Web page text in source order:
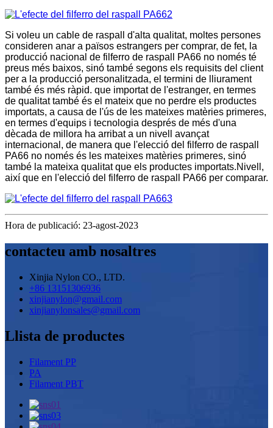
Si voleu un cable de raspall d'alta qualitat, moltes persones
consideren anar a països estrangers per comprar, de fet, la
producció nacional de filferro de raspall PA66 no només té
preus més baixos, sinó també segons els requisits del client
per a la producció personalitzada, el termini de lliurament
també és més ràpid. que importat de l'estranger, en termes
de qualitat també és el mateix que no perdre els productes
importats, a causa de l'ús de les mateixes matèries primeres,
en termes d'equips i tecnologia després de més d'una
dècada de millora ha arribat a un nivell avançat
internacional, de manera que l'elecció del filferro de raspall
PA66 no només és les mateixes matèries primeres, sinó
també la mateixa qualitat que els productes importats.Nivell,
així que en l'elecció del filferro de raspall PA66 per comparar.
Hora de publicació: 23-agost-2023
contacteu amb nosaltres
Xinjia Nylon CO., LTD.
+86 13151306936
xinjianylon@gmail.com
xinjianylonsales@gmail.com
Llista de productes
Filament PP
PA
Filament PBT